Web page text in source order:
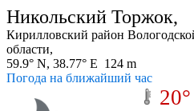
Никольский Торжок,
Кирилловский район
области,
59.9° N, 38.77° E 124 m
Погода на ближайший час
20°